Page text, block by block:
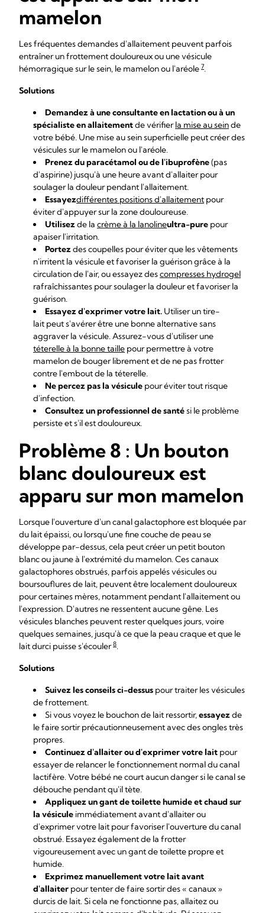
mamelon
Les fréquentes demandes d'allaitement peuvent parfois
entraîner un frottement douloureux ou une vésicule
hémorragique sur le sein, le mamelon ou l'aréole 7.
Solutions
Demandez à une consultante en lactation ou à un
spécialiste en allaitementde vérifierla mise au seinde
votre bébé. Une mise au sein superficielle peut créer des
vésicules sur le mamelon ou l'aréole.
Prenez du paracétamol ou de l'ibuprofène(pas
d'aspirine) jusqu'à une heure avant d'allaiter pour
soulager la douleur pendant l'allaitement.
Essayezdifférentes positions d'allaitement pour
éviter d'appuyer sur la zone douloureuse.
Utilisezde la crème à la lanolineultra-pure pour
apaiser l'irritation.
Portezdes coupelles pour éviter que les vêtements
n'irritent la vésicule et favoriser la guérison grâce à la
circulation de l'air, ou essayez descompresses hydrogel
rafraîchissantes pour soulager la douleur et favoriser la
guérison.
Essayez d'exprimer votre lait. Utiliser un tire-
lait peut s'avérer être une bonne alternative sans
aggraver la vésicule. Assurez-vous d'utiliser une
téterelle à la bonne taille pour permettre à votre
mamelon de bouger librement et de ne pas frotter
contre l'embout de la téterelle.
Ne percez pas la vésicule pour éviter tout risque
d'infection.
Consultez un professionnel de santési le problème
persiste et s'il est douloureux.
Problème 8 : Un bouton
blanc douloureux est
apparu sur mon mamelon
Lorsque l'ouverture d'un canal galactophore est bloquée par
du lait épaissi, ou lorsqu'une fine couche de peau se
développe par-dessus, cela peut créer un petit bouton
blanc ou jaune à l'extrémité du mamelon. Ces canaux
galactophores obstrués, parfois appelés vésicules ou
boursouflures de lait, peuvent être localement douloureux
pour certaines mères, notamment pendant l'allaitement ou
l'expression. D'autres ne ressentent aucune gêne. Les
vésicules blanches peuvent rester quelques jours, voire
quelques semaines, jusqu'à ce que la peau craque et que le
lait durci puisse s'écouler8.
Solutions
Suivez les conseils ci-dessus pour traiter les vésicules
de frottement.
Si vous voyez le bouchon de lait ressortir,essayezde
le faire sortir précautionneusement avec des ongles très
propres.
Continuez d'allaiter ou d'exprimer votre lait pour
essayer de relancer le fonctionnement normal du canal
lactifère. Votre bébé ne court aucun danger si le canal se
débouche pendant qu'il tète.
Appliquez un gant de toilette humide et chaud sur
la vésicule immédiatement avant d'allaiter ou
d'exprimer votre lait pour favoriser l'ouverture du canal
obstrué. Essayez également de la frotter
vigoureusement avec un gant de toilette propre et
humide.
Exprimez manuellement votre lait avant
d'allaiter pour tenter de faire sortir des « canaux »
durcis de lait. Si cela ne fonctionne pas, allaitez ou